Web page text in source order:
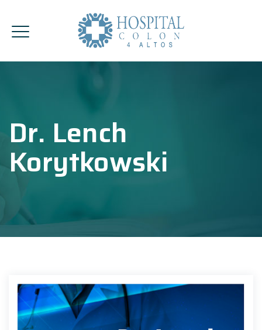
Dr. Lench
Korytkowski